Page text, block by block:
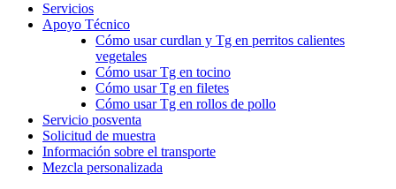
Servicios
Apoyo Técnico
Cómo usar curdlan y Tg en perritos calientes
vegetales
Cómo usar Tg en tocino
Cómo usar Tg en filetes
Cómo usar Tg en rollos de pollo
Servicio posventa
Solicitud de muestra
Información sobre el transporte
Mezcla personalizada